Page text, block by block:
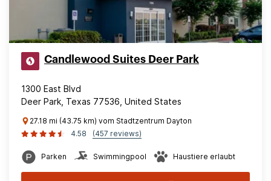
Candlewood Suites Deer Park
1300 East Blvd
Deer Park, Texas 77536, United States
27.18 mi (43.75 km) vom Stadtzentrum Dayton
4.58
(457 reviews)
Parken Swimmingpool Haustiere erlaubt